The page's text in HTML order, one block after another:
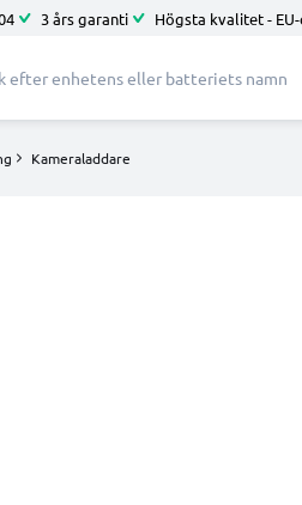
3 års garanti Högsta kvalitet -
Kameraladdare